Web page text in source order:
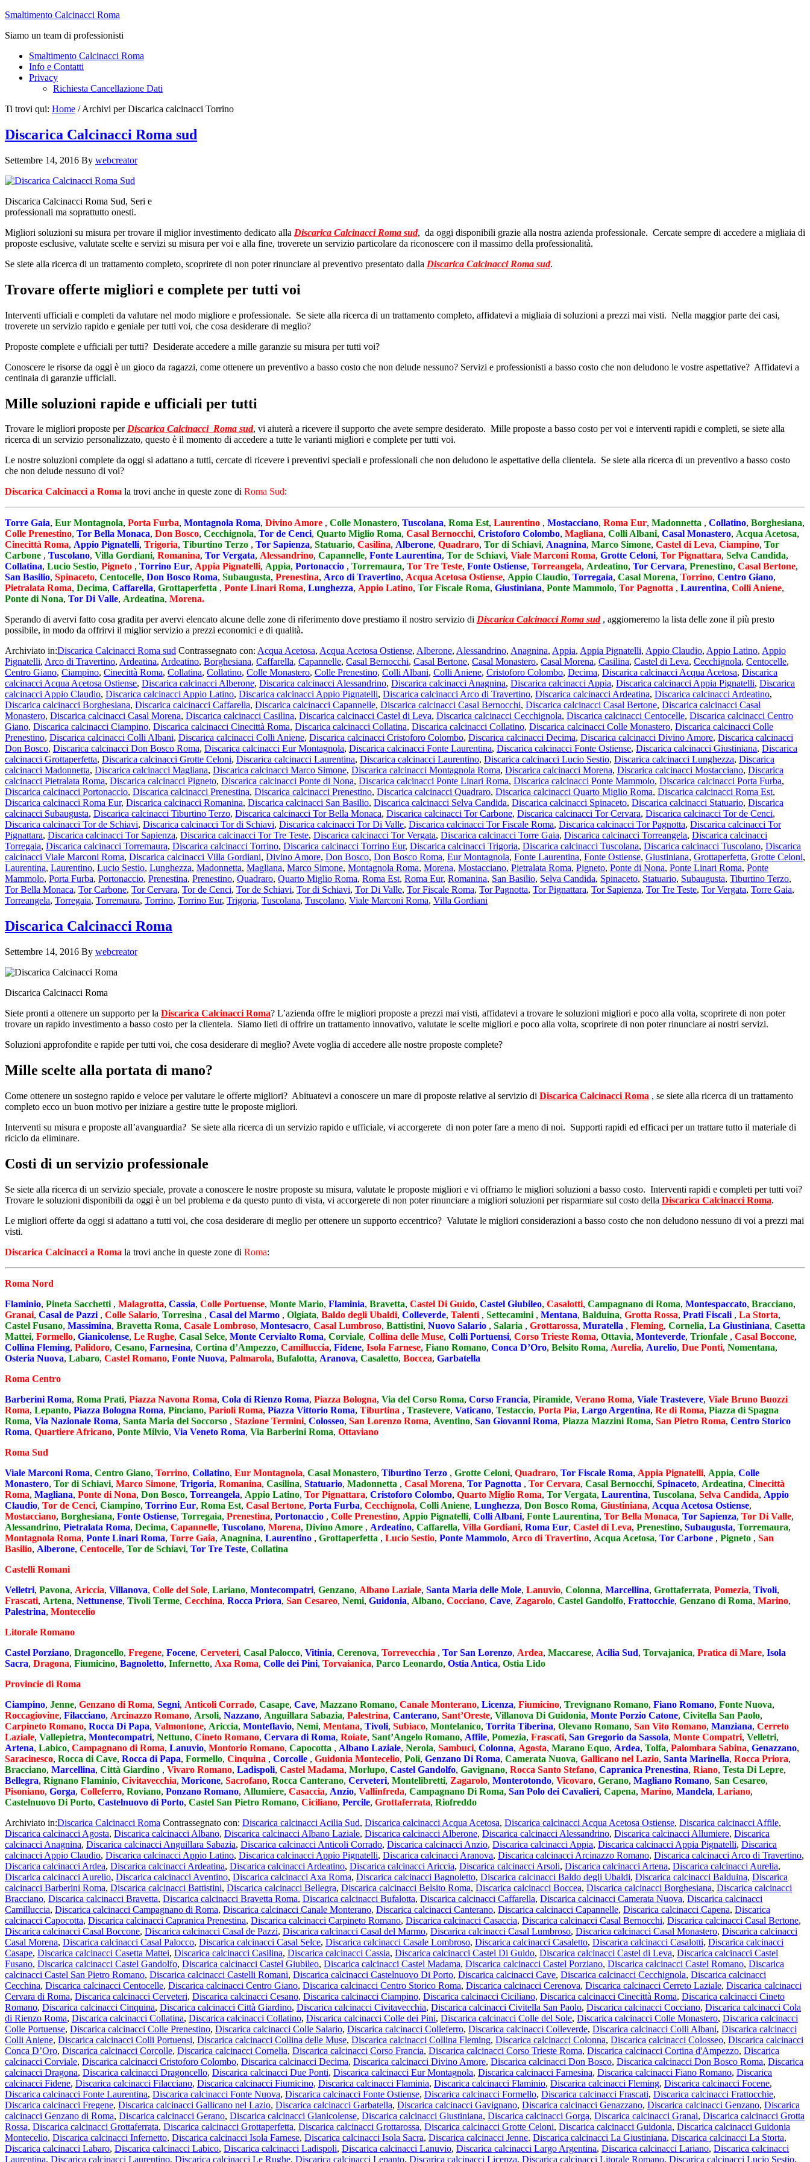
Smaltimento Calcinacci Roma
Siamo un team di professionisti
Smaltimento Calcinacci Roma
Info e Contatti
Privacy
Richiesta Cancellazione Dati
Ti trovi qui: Home /Archivi per Discarica calcinacci Torrino
Discarica Calcinacci Roma sud
Settembre 14, 2016 By webcreator
Discarica Calcinacci Roma Sud, Seri e
professionali ma soprattutto onesti.
Migliori soluzioni su misura per trovare il miglior investimento dedicato alla Discarica Calcinacci Roma sud, da oggi disponibili grazie alla nostra azienda professionale. Cercate sempre di accedere a migliaia di
proposte esclusive, valutate scelte e servizi su misura per voi e alla fine, troverete un servizio particolare da riconoscere con il massimo della professionalità.
Se siete alla ricerca di un trattamento completo, scoprirete di non poter rinunciare al preventivo presentato dalla Discarica Calcinacci Roma sud.
Trovare offerte migliori e complete per tutti voi
Interventi ufficiali e completi da valutare nel modo migliore e professionale. Se siete alla ricerca di un trattamento completo, affidatevi a migliaia di soluzioni a prezzi mai visti. Nella maggior parte dei casi,
troverete un servizio rapido e geniale per tutti voi, che cosa desiderare di meglio?
Proposte complete e ufficiali per tutti? Desiderate accedere a mille garanzie su misura per tutti voi?
Conoscere le risorse da oggi è un gioco da ragazzi, come ottenere un preventivo a basso costo che non delude nessuno? Servizi e professionisti a basso costo che non deludono le vostre aspettative? Affidatevi a
centinaia di garanzie ufficiali.
Mille soluzioni rapide e ufficiali per tutti
Trovare le migliori proposte perDiscarica Calcinacci Roma sud, vi aiuterà a ricevere il supporto che avete sempre desiderato. Mille proposte a basso costo per voi e interventi rapidi e completi, se siete alla
ricerca di un servizio personalizzato, questo è il momento di accedere a tutte le varianti migliori e complete per tutti voi.
Le nostre soluzioni complete da oggi si adattano a tutti, cercate di ricevere i preventivi speciali e professionali che non deludono le aspettative della clientela. Se siete alla ricerca di un preventivo a basso costo
che non delude nessuno di voi?
Discarica Calcinacci a Roma la trovi anche in queste zone di Roma Sud:
Torre Gaia, Eur Montagnola, Porta Furba, Montagnola Roma, Divino Amore , Colle Monastero, Tuscolana, Roma Est, Laurentino , Mostacciano, Roma Eur, Madonnetta , Collatino, Borghesiana,
Colle Prenestino, Tor Bella Monaca, Don Bosco, Cecchignola, Tor de Cenci, Quarto Miglio Roma, Casal Bernocchi, Cristoforo Colombo, Magliana, Colli Albani, Casal Monastero, Acqua Acetosa,
Cinecittà Roma, Appio Pignatelli, Trigoria, Tiburtino Terzo , Tor Sapienza, Statuario, Casilina, Alberone, Quadraro, Tor di Schiavi, Anagnina, Marco Simone, Castel di Leva, Ciampino, Tor
Carbone , Tuscolano, Villa Gordiani, Romanina, Tor Vergata, Alessandrino, Capannelle, Fonte Laurentina, Tor de Schiavi, Viale Marconi Roma, Grotte Celoni, Tor Pignattara, Selva Candida,
Collatina, Lucio Sestio, Pigneto , Torrino Eur, Appia Pignatelli, Appia, Portonaccio , Torremaura, Tor Tre Teste, Fonte Ostiense, Torreangela, Ardeatino, Tor Cervara, Prenestino, Casal Bertone,
San Basilio, Spinaceto, Centocelle, Don Bosco Roma, Subaugusta, Prenestina, Arco di Travertino, Acqua Acetosa Ostiense, Appio Claudio, Torregaia, Casal Morena, Torrino, Centro Giano,
Pietralata Roma, Decima, Caffarella, Grottaperfetta , Ponte Linari Roma, Lunghezza, Appio Latino, Tor Fiscale Roma, Giustiniana, Ponte Mammolo, Tor Pagnotta , Laurentina, Colli Aniene,
Ponte di Nona, Tor Di Valle, Ardeatina, Morena.
Sperando di avervi fatto cosa gradita per avervi elencato alcune delle zone di riferimento dove prestiamo il nostro servizio di Discarica Calcinacci Roma sud, aggiorneremo la lista delle zone il più presto
possibile, in modo da offrirvi il miglior servizio a prezzi economici e di qualità.
Archiviato in:Discarica Calcinacci Roma sud Contrassegnato con: Acqua Acetosa, Acqua Acetosa Ostiense, Alberone, Alessandrino, Anagnina, Appia, Appia Pignatelli, Appio Claudio, Appio Latino, Appio
Pignatelli, Arco di Travertino, Ardeatina, Ardeatino, Borghesiana, Caffarella, Capannelle, Casal Bernocchi, Casal Bertone, Casal Monastero, Casal Morena, Casilina, Castel di Leva, Cecchignola, Centocelle,
Centro Giano, Ciampino, Cinecittà Roma, Collatina, Collatino, Colle Monastero, Colle Prenestino, Colli Albani, Colli Aniene, Cristoforo Colombo, Decima, Discarica calcinacci Acqua Acetosa, Discarica
calcinacci Acqua Acetosa Ostiense, Discarica calcinacci Alberone, Discarica calcinacci Alessandrino, Discarica calcinacci Anagnina, Discarica calcinacci Appia, Discarica calcinacci Appia Pignatelli, Discarica
calcinacci Appio Claudio, Discarica calcinacci Appio Latino, Discarica calcinacci Appio Pignatelli, Discarica calcinacci Arco di Travertino, Discarica calcinacci Ardeatina, Discarica calcinacci Ardeatino,
Discarica calcinacci Borghesiana, Discarica calcinacci Caffarella, Discarica calcinacci Capannelle, Discarica calcinacci Casal Bernocchi, Discarica calcinacci Casal Bertone, Discarica calcinacci Casal
Monastero, Discarica calcinacci Casal Morena, Discarica calcinacci Casilina, Discarica calcinacci Castel di Leva, Discarica calcinacci Cecchignola, Discarica calcinacci Centocelle, Discarica calcinacci Centro
Giano, Discarica calcinacci Ciampino, Discarica calcinacci Cinecittà Roma, Discarica calcinacci Collatina, Discarica calcinacci Collatino, Discarica calcinacci Colle Monastero, Discarica calcinacci Colle
Prenestino, Discarica calcinacci Colli Albani, Discarica calcinacci Colli Aniene, Discarica calcinacci Cristoforo Colombo, Discarica calcinacci Decima, Discarica calcinacci Divino Amore, Discarica calcinacci
Don Bosco, Discarica calcinacci Don Bosco Roma, Discarica calcinacci Eur Montagnola, Discarica calcinacci Fonte Laurentina, Discarica calcinacci Fonte Ostiense, Discarica calcinacci Giustiniana, Discarica
calcinacci Grottaperfetta, Discarica calcinacci Grotte Celoni, Discarica calcinacci Laurentina, Discarica calcinacci Laurentino, Discarica calcinacci Lucio Sestio, Discarica calcinacci Lunghezza, Discarica
calcinacci Madonnetta, Discarica calcinacci Magliana, Discarica calcinacci Marco Simone, Discarica calcinacci Montagnola Roma, Discarica calcinacci Morena, Discarica calcinacci Mostacciano, Discarica
calcinacci Pietralata Roma, Discarica calcinacci Pigneto, Discarica calcinacci Ponte di Nona, Discarica calcinacci Ponte Linari Roma, Discarica calcinacci Ponte Mammolo, Discarica calcinacci Porta Furba,
Discarica calcinacci Portonaccio, Discarica calcinacci Prenestina, Discarica calcinacci Prenestino, Discarica calcinacci Quadraro, Discarica calcinacci Quarto Miglio Roma, Discarica calcinacci Roma Est,
Discarica calcinacci Roma Eur, Discarica calcinacci Romanina, Discarica calcinacci San Basilio, Discarica calcinacci Selva Candida, Discarica calcinacci Spinaceto, Discarica calcinacci Statuario, Discarica
calcinacci Subaugusta, Discarica calcinacci Tiburtino Terzo, Discarica calcinacci Tor Bella Monaca, Discarica calcinacci Tor Carbone, Discarica calcinacci Tor Cervara, Discarica calcinacci Tor de Cenci,
Discarica calcinacci Tor de Schiavi, Discarica calcinacci Tor di Schiavi, Discarica calcinacci Tor Di Valle, Discarica calcinacci Tor Fiscale Roma, Discarica calcinacci Tor Pagnotta, Discarica calcinacci Tor
Pignattara, Discarica calcinacci Tor Sapienza, Discarica calcinacci Tor Tre Teste, Discarica calcinacci Tor Vergata, Discarica calcinacci Torre Gaia, Discarica calcinacci Torreangela, Discarica calcinacci
Torregaia, Discarica calcinacci Torremaura, Discarica calcinacci Torrino, Discarica calcinacci Torrino Eur, Discarica calcinacci Trigoria, Discarica calcinacci Tuscolana, Discarica calcinacci Tuscolano, Discarica
calcinacci Viale Marconi Roma, Discarica calcinacci Villa Gordiani, Divino Amore, Don Bosco, Don Bosco Roma, Eur Montagnola, Fonte Laurentina, Fonte Ostiense, Giustiniana, Grottaperfetta, Grotte Celoni,
Laurentina, Laurentino, Lucio Sestio, Lunghezza, Madonnetta, Magliana, Marco Simone, Montagnola Roma, Morena, Mostacciano, Pietralata Roma, Pigneto, Ponte di Nona, Ponte Linari Roma, Ponte
Mammolo, Porta Furba, Portonaccio, Prenestina, Prenestino, Quadraro, Quarto Miglio Roma, Roma Est, Roma Eur, Romanina, San Basilio, Selva Candida, Spinaceto, Statuario, Subaugusta, Tiburtino Terzo,
Tor Bella Monaca, Tor Carbone, Tor Cervara, Tor de Cenci, Tor de Schiavi, Tor di Schiavi, Tor Di Valle, Tor Fiscale Roma, Tor Pagnotta, Tor Pignattara, Tor Sapienza, Tor Tre Teste, Tor Vergata, Torre Gaia,
Torreangela, Torregaia, Torremaura, Torrino, Torrino Eur, Trigoria, Tuscolana, Tuscolano, Viale Marconi Roma, Villa Gordiani
Discarica Calcinacci Roma
Settembre 14, 2016 By webcreator
Discarica Calcinacci Roma
Siete pronti a ottenere un supporto per la Discarica Calcinacci Roma? L’azienda offre le migliori proposte a prezzi mai visti, affidatevi a trovare le soluzioni migliori e poco alla volta, scoprirete di non poter
trovare un rapido investimento a basso costo per la clientela. Siamo lieti di offrire un trattamento innovativo, valutate le scelte migliori e poco alla volta, scoprirete di non poter rinunciare ai nostri servizi.
Soluzioni approfondite e rapide per tutti voi, che cosa desiderare di meglio? Avete voglia di accedere alle nostre proposte complete?
Mille scelte alla portata di mano?
Come ottenere un sostegno rapido e veloce per valutare le offerte migliori? Abituatevi a conoscere un mare di proposte relative al servizio di Discarica Calcinacci Roma , se siete alla ricerca di un trattamento
completo ecco un buon motivo per iniziare a gestire tutte le proposte migliori.
Interventi su misura e proposte all’avanguardia? Se siete alla ricerca di un servizio rapido e ufficiale, vi accorgerete di non poter fare a meno di noi. Supporti rapidi ed efficaci per un trattare tutto il materiale di
riciclo da eliminare.
Costi di un servizio professionale
Se siete alla ricerca di un servizio speciale, provate a conoscere le nostre proposte su misura, valutate le proposte migliori e vi offriamo le migliori soluzioni a basso costo. Interventi rapidi e completi per tutti voi?
Trovare le soluzioni disponibili da oggi è un bel problema e da questo punto di vista, vi accorgerete di non poter rinunciare a migliori soluzioni per risparmiare sul costo della Discarica Calcinacci Roma.
Le migliori offerte da oggi si adattano a tutti voi, che cosa desiderare di meglio per ottenere un supporto eccentrico? Valutate le migliori considerazioni a basso costo che non deludono nessuno di voi a prezzi mai
visti.
Discarica Calcinacci a Roma la trovi anche in queste zone di Roma:
Roma Nord
Flaminio, Pineta Sacchetti , Malagrotta, Cassia, Colle Portuense, Monte Mario, Flaminia, Bravetta, Castel Di Guido, Castel Giubileo, Casalotti, Campagnano di Roma, Montespaccato, Bracciano,
Granai, Casal de Pazzi , Colle Salario, Torresina , Casal del Marmo , Olgiata, Baldo degli Ubaldi, Colleverde, Talenti , Settecamini , Mentana, Balduina, Grotta Rossa, Prati Fiscali , La Storta,
Castel Fusano, Massimina, Bravetta Roma, Casale Lombroso, Montesacro, Casal Lumbroso, Battistini, Nuovo Salario , Salaria , Grottarossa, Muratella , Fleming, Cornelia, La Giustiniana, Casetta
Mattei, Formello, Gianicolense, Le Rughe, Casal Selce, Monte Cervialto Roma, Corviale, Collina delle Muse, Colli Portuensi, Corso Trieste Roma, Ottavia, Monteverde, Trionfale , Casal Boccone,
Collina Fleming, Palidoro, Cesano, Farnesina, Cortina d’Ampezzo, Camilluccia, Fidene, Isola Farnese, Fiano Romano, Conca D’Oro, Belsito Roma, Aurelia, Aurelio, Due Ponti, Nomentana,
Osteria Nuova, Labaro, Castel Romano, Fonte Nuova, Palmarola, Bufalotta, Aranova, Casaletto, Boccea, Garbatella
Roma Centro
Barberini Roma, Roma Prati, Piazza Navona Roma, Cola di Rienzo Roma, Piazza Bologna, Via del Corso Roma, Corso Francia, Piramide, Verano Roma, Viale Trastevere, Viale Bruno Buozzi
Roma, Lepanto, Piazza Bologna Roma, Pinciano, Parioli Roma, Piazza Vittorio Roma, Tiburtina , Trastevere, Vaticano, Testaccio, Porta Pia, Largo Argentina, Re di Roma, Piazza di Spagna
Roma, Via Nazionale Roma, Santa Maria del Soccorso , Stazione Termini, Colosseo, San Lorenzo Roma, Aventino, San Giovanni Roma, Piazza Mazzini Roma, San Pietro Roma, Centro Storico
Roma, Quartiere Africano, Ponte Milvio, Via Veneto Roma, Via Barberini Roma, Ottaviano
Roma Sud
Viale Marconi Roma, Centro Giano, Torrino, Collatino, Eur Montagnola, Casal Monastero, Tiburtino Terzo , Grotte Celoni, Quadraro, Tor Fiscale Roma, Appia Pignatelli, Appia, Colle
Monastero, Tor di Schiavi, Marco Simone, Trigoria, Romanina, Casilina, Statuario, Madonnetta , Casal Morena, Tor Pagnotta , Tor Cervara, Casal Bernocchi, Spinaceto, Ardeatina, Cinecittà
Roma, Magliana, Ponte di Nona, Don Bosco, Torreangela, Appio Latino, Tor Pignattara, Cristoforo Colombo, Quarto Miglio Roma, Tor Vergata, Laurentina, Tuscolana, Selva Candida, Appio
Claudio, Tor de Cenci, Ciampino, Torrino Eur, Roma Est, Casal Bertone, Porta Furba, Cecchignola, Colli Aniene, Lunghezza, Don Bosco Roma, Giustiniana, Acqua Acetosa Ostiense,
Mostacciano, Borghesiana, Fonte Ostiense, Torregaia, Prenestina, Portonaccio , Colle Prenestino, Appio Pignatelli, Colli Albani, Fonte Laurentina, Tor Bella Monaca, Tor Sapienza, Tor Di Valle,
Alessandrino, Pietralata Roma, Decima, Capannelle, Tuscolano, Morena, Divino Amore , Ardeatino, Caffarella, Villa Gordiani, Roma Eur, Castel di Leva, Prenestino, Subaugusta, Torremaura,
Montagnola Roma, Ponte Linari Roma, Torre Gaia, Anagnina, Laurentino , Grottaperfetta , Lucio Sestio, Ponte Mammolo, Arco di Travertino, Acqua Acetosa, Tor Carbone , Pigneto , San
Basilio, Alberone, Centocelle, Tor de Schiavi, Tor Tre Teste, Collatina
Castelli Romani
Velletri, Pavona, Ariccia, Villanova, Colle del Sole, Lariano, Montecompatri, Genzano, Albano Laziale, Santa Maria delle Mole, Lanuvio, Colonna, Marcellina, Grottaferrata, Pomezia, Tivoli,
Frascati, Artena, Nettunense, Tivoli Terme, Cecchina, Rocca Priora, San Cesareo, Nemi, Guidonia, Albano, Cocciano, Cave, Zagarolo, Castel Gandolfo, Frattocchie, Genzano di Roma, Marino,
Palestrina, Montecelio
Litorale Romano
Castel Porziano, Dragoncello, Fregene, Focene, Cerveteri, Casal Palocco, Vitinia, Cerenova, Torrevecchia , Tor San Lorenzo, Ardea, Maccarese, Acilia Sud, Torvajanica, Pratica di Mare, Isola
Sacra, Dragona, Fiumicino, Bagnoletto, Infernetto, Axa Roma, Colle dei Pini, Torvaianica, Parco Leonardo, Ostia Antica, Ostia Lido
Provincie di Roma
Ciampino, Jenne, Genzano di Roma, Segni, Anticoli Corrado, Casape, Cave, Mazzano Romano, Canale Monterano, Licenza, Fiumicino, Trevignano Romano, Fiano Romano, Fonte Nuova,
Roccagiovine, Filacciano, Arcinazzo Romano, Arsoli, Nazzano, Anguillara Sabazia, Palestrina, Canterano, Sant’Oreste, Villanova Di Guidonia, Monte Porzio Catone, Civitella San Paolo,
Carpineto Romano, Rocca Di Papa, Valmontone, Ariccia, Monteflavio, Nemi, Mentana, Tivoli, Subiaco, Montelanico, Torrita Tiberina, Olevano Romano, San Vito Romano, Manziana, Cerreto
Laziale, Vallepietra, Montecompatri, Nettuno, Cineto Romano, Cervara di Roma, Roiate, Sant’Angelo Romano, Affile, Pomezia, Frascati, San Gregorio da Sassola, Monte Compatri, Velletri,
Artena, Labico, Campagnano di Roma, Lanuvio, Montorio Romano, Capocotta , Albano Laziale, Nerola, Sambuci, Colonna, Agosta, Marano Equo, Ardea, Tolfa, Palombara Sabina, Genazzano,
Saracinesco, Rocca di Cave, Rocca di Papa, Formello, Cinquina , Corcolle , Guidonia Montecelio, Poli, Genzano Di Roma, Camerata Nuova, Gallicano nel Lazio, Santa Marinella, Rocca Priora,
Bracciano, Marcellina, Città Giardino , Vivaro Romano, Ladispoli, Castel Madama, Morlupo, Castel Gandolfo, Gavignano, Rocca Santo Stefano, Capranica Prenestina, Riano, Testa Di Lepre,
Bellegra, Rignano Flaminio, Civitavecchia, Moricone, Sacrofano, Rocca Canterano, Cerveteri, Montelibretti, Zagarolo, Monterotondo, Vicovaro, Gerano, Magliano Romano, San Cesareo,
Pisoniano, Gorga, Colleferro, Roviano, Ponzano Romano, Allumiere, Casaccia, Anzio, Vallinfreda, Campagnano Di Roma, San Polo dei Cavalieri, Capena, Marino, Mandela, Lariano,
Castelnuovo Di Porto, Castelnuovo di Porto, Castel San Pietro Romano, Ciciliano, Percile, Grottaferrata, Riofreddo
Archiviato in:Discarica Calcinacci Roma Contrassegnato con: Discarica calcinacci Acilia Sud, Discarica calcinacci Acqua Acetosa, Discarica calcinacci Acqua Acetosa Ostiense, Discarica calcinacci Affile,
Discarica calcinacci Agosta, Discarica calcinacci Albano, Discarica calcinacci Albano Laziale, Discarica calcinacci Alberone, Discarica calcinacci Alessandrino, Discarica calcinacci Allumiere, Discarica
calcinacci Anagnina, Discarica calcinacci Anguillara Sabazia, Discarica calcinacci Anticoli Corrado, Discarica calcinacci Anzio, Discarica calcinacci Appia, Discarica calcinacci Appia Pignatelli, Discarica
calcinacci Appio Claudio, Discarica calcinacci Appio Latino, Discarica calcinacci Appio Pignatelli, Discarica calcinacci Aranova, Discarica calcinacci Arcinazzo Romano, Discarica calcinacci Arco di Travertino,
Discarica calcinacci Ardea, Discarica calcinacci Ardeatina, Discarica calcinacci Ardeatino, Discarica calcinacci Ariccia, Discarica calcinacci Arsoli, Discarica calcinacci Artena, Discarica calcinacci Aurelia,
Discarica calcinacci Aurelio, Discarica calcinacci Aventino, Discarica calcinacci Axa Roma, Discarica calcinacci Bagnoletto, Discarica calcinacci Baldo degli Ubaldi, Discarica calcinacci Balduina, Discarica
calcinacci Barberini Roma, Discarica calcinacci Battistini, Discarica calcinacci Bellegra, Discarica calcinacci Belsito Roma, Discarica calcinacci Boccea, Discarica calcinacci Borghesiana, Discarica calcinacci
Bracciano, Discarica calcinacci Bravetta, Discarica calcinacci Bravetta Roma, Discarica calcinacci Bufalotta, Discarica calcinacci Caffarella, Discarica calcinacci Camerata Nuova, Discarica calcinacci
Camilluccia, Discarica calcinacci Campagnano di Roma, Discarica calcinacci Canale Monterano, Discarica calcinacci Canterano, Discarica calcinacci Capannelle, Discarica calcinacci Capena, Discarica
calcinacci Capocotta, Discarica calcinacci Capranica Prenestina, Discarica calcinacci Carpineto Romano, Discarica calcinacci Casaccia, Discarica calcinacci Casal Bernocchi, Discarica calcinacci Casal Bertone,
Discarica calcinacci Casal Boccone, Discarica calcinacci Casal de Pazzi, Discarica calcinacci Casal del Marmo, Discarica calcinacci Casal Lumbroso, Discarica calcinacci Casal Monastero, Discarica calcinacci
Casal Morena, Discarica calcinacci Casal Palocco, Discarica calcinacci Casal Selce, Discarica calcinacci Casale Lombroso, Discarica calcinacci Casaletto, Discarica calcinacci Casalotti, Discarica calcinacci
Casape, Discarica calcinacci Casetta Mattei, Discarica calcinacci Casilina, Discarica calcinacci Cassia, Discarica calcinacci Castel Di Guido, Discarica calcinacci Castel di Leva, Discarica calcinacci Castel
Fusano, Discarica calcinacci Castel Gandolfo, Discarica calcinacci Castel Giubileo, Discarica calcinacci Castel Madama, Discarica calcinacci Castel Porziano, Discarica calcinacci Castel Romano, Discarica
calcinacci Castel San Pietro Romano, Discarica calcinacci Castelli Romani, Discarica calcinacci Castelnuovo Di Porto, Discarica calcinacci Cave, Discarica calcinacci Cecchignola, Discarica calcinacci
Cecchina, Discarica calcinacci Centocelle, Discarica calcinacci Centro Giano, Discarica calcinacci Centro Storico Roma, Discarica calcinacci Cerenova, Discarica calcinacci Cerreto Laziale, Discarica calcinacci
Cervara di Roma, Discarica calcinacci Cerveteri, Discarica calcinacci Cesano, Discarica calcinacci Ciampino, Discarica calcinacci Ciciliano, Discarica calcinacci Cinecittà Roma, Discarica calcinacci Cineto
Romano, Discarica calcinacci Cinquina, Discarica calcinacci Città Giardino, Discarica calcinacci Civitavecchia, Discarica calcinacci Civitella San Paolo, Discarica calcinacci Cocciano, Discarica calcinacci Cola
di Rienzo Roma, Discarica calcinacci Collatina, Discarica calcinacci Collatino, Discarica calcinacci Colle dei Pini, Discarica calcinacci Colle del Sole, Discarica calcinacci Colle Monastero, Discarica calcinacci
Colle Portuense, Discarica calcinacci Colle Prenestino, Discarica calcinacci Colle Salario, Discarica calcinacci Colleferro, Discarica calcinacci Colleverde, Discarica calcinacci Colli Albani, Discarica calcinacci
Colli Aniene, Discarica calcinacci Colli Portuensi, Discarica calcinacci Collina delle Muse, Discarica calcinacci Collina Fleming, Discarica calcinacci Colonna, Discarica calcinacci Colosseo, Discarica calcinacci
Conca D’Oro, Discarica calcinacci Corcolle, Discarica calcinacci Cornelia, Discarica calcinacci Corso Francia, Discarica calcinacci Corso Trieste Roma, Discarica calcinacci Cortina d'Ampezzo, Discarica
calcinacci Corviale, Discarica calcinacci Cristoforo Colombo, Discarica calcinacci Decima, Discarica calcinacci Divino Amore, Discarica calcinacci Don Bosco, Discarica calcinacci Don Bosco Roma, Discarica
calcinacci Dragona, Discarica calcinacci Dragoncello, Discarica calcinacci Due Ponti, Discarica calcinacci Eur Montagnola, Discarica calcinacci Farnesina, Discarica calcinacci Fiano Romano, Discarica
calcinacci Fidene, Discarica calcinacci Filacciano, Discarica calcinacci Fiumicino, Discarica calcinacci Flaminia, Discarica calcinacci Flaminio, Discarica calcinacci Fleming, Discarica calcinacci Focene,
Discarica calcinacci Fonte Laurentina, Discarica calcinacci Fonte Nuova, Discarica calcinacci Fonte Ostiense, Discarica calcinacci Formello, Discarica calcinacci Frascati, Discarica calcinacci Frattocchie,
Discarica calcinacci Fregene, Discarica calcinacci Gallicano nel Lazio, Discarica calcinacci Garbatella, Discarica calcinacci Gavignano, Discarica calcinacci Genazzano, Discarica calcinacci Genzano, Discarica
calcinacci Genzano di Roma, Discarica calcinacci Gerano, Discarica calcinacci Gianicolense, Discarica calcinacci Giustiniana, Discarica calcinacci Gorga, Discarica calcinacci Granai, Discarica calcinacci Grotta
Rossa, Discarica calcinacci Grottaferrata, Discarica calcinacci Grottaperfetta, Discarica calcinacci Grottarossa, Discarica calcinacci Grotte Celoni, Discarica calcinacci Guidonia, Discarica calcinacci Guidonia
Montecelio, Discarica calcinacci Infernetto, Discarica calcinacci Isola Farnese, Discarica calcinacci Isola Sacra, Discarica calcinacci Jenne, Discarica calcinacci La Giustiniana, Discarica calcinacci La Storta,
Discarica calcinacci Labaro, Discarica calcinacci Labico, Discarica calcinacci Ladispoli, Discarica calcinacci Lanuvio, Discarica calcinacci Largo Argentina, Discarica calcinacci Lariano, Discarica calcinacci
Laurentina, Discarica calcinacci Laurentino, Discarica calcinacci Le Rughe, Discarica calcinacci Lepanto, Discarica calcinacci Licenza, Discarica calcinacci Litorale Romano, Discarica calcinacci Lucio Sestio,